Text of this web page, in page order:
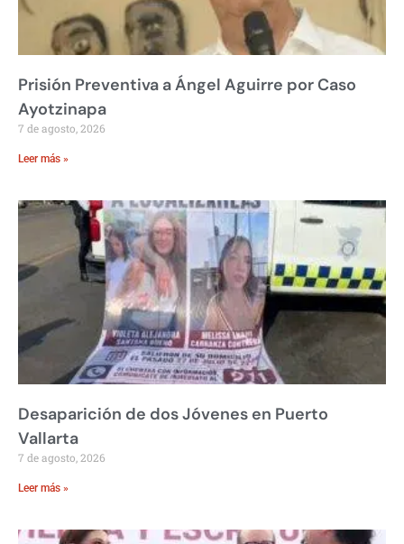
Prisión Preventiva a Ángel Aguirre por Caso
Ayotzinapa
7 de agosto, 2026
Leer más »
Desaparición de dos Jóvenes en Puerto
Vallarta
7 de agosto, 2026
Leer más »